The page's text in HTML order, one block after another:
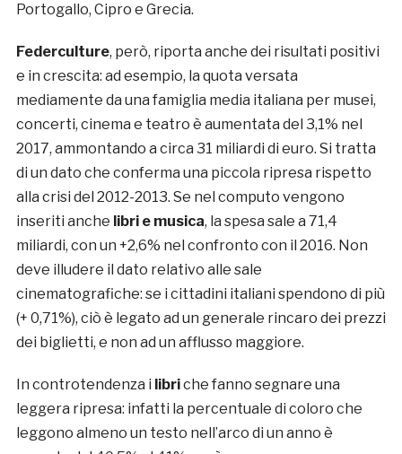
Portogallo, Cipro e Grecia.
Federculture, però, riporta anche dei risultati positivi
e in crescita: ad esempio, la quota versata
mediamente da una famiglia media italiana per musei,
concerti, cinema e teatro è aumentata del 3,1% nel
2017, ammontando a circa 31 miliardi di euro. Si tratta
di un dato che conferma una piccola ripresa rispetto
alla crisi del 2012-2013. Se nel computo vengono
inseriti anche libri e musica, la spesa sale a 71,4
miliardi, con un +2,6% nel confronto con il 2016. Non
deve illudere il dato relativo alle sale
cinematografiche: se i cittadini italiani spendono di più
(+ 0,71%), ciò è legato ad un generale rincaro dei prezzi
dei biglietti, e non ad un afflusso maggiore.
In controtendenza i libriche fanno segnare una
leggera ripresa: infatti la percentuale di coloro che
leggono almeno un testo nell’arco di un anno è